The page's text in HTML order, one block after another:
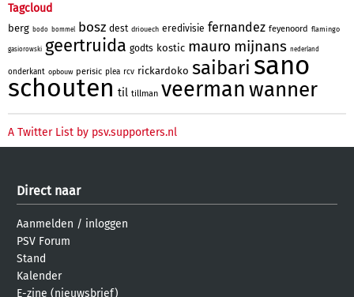
Tagcloud
berg bodo bommel bosz dest driouech eredivisie fernandez feyenoord flamingo
gasiorowski geertruida godts kostic mauro mijnans nederland
onderkant opbouw perisic plea rcv rickardoko saibari sano
schouten til tillman veermanwanner
A Twitter List by psv.supporters.nl
Direct naar
Aanmelden / inloggen
PSV Forum
Stand
Kalender
E-zine (nieuwsbrief)